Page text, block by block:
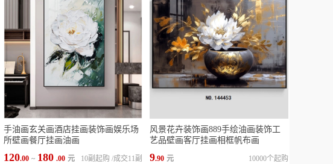
手油画玄关画酒店挂画装饰画娱乐场
所壁画餐厅挂画油画
120.00 ~ 180 .00 元 成交11副
10副起购 /
风景花卉装饰画889手绘油画装饰工
艺品壁画客厅挂画相框帆布画
9.90 元
10000个起购